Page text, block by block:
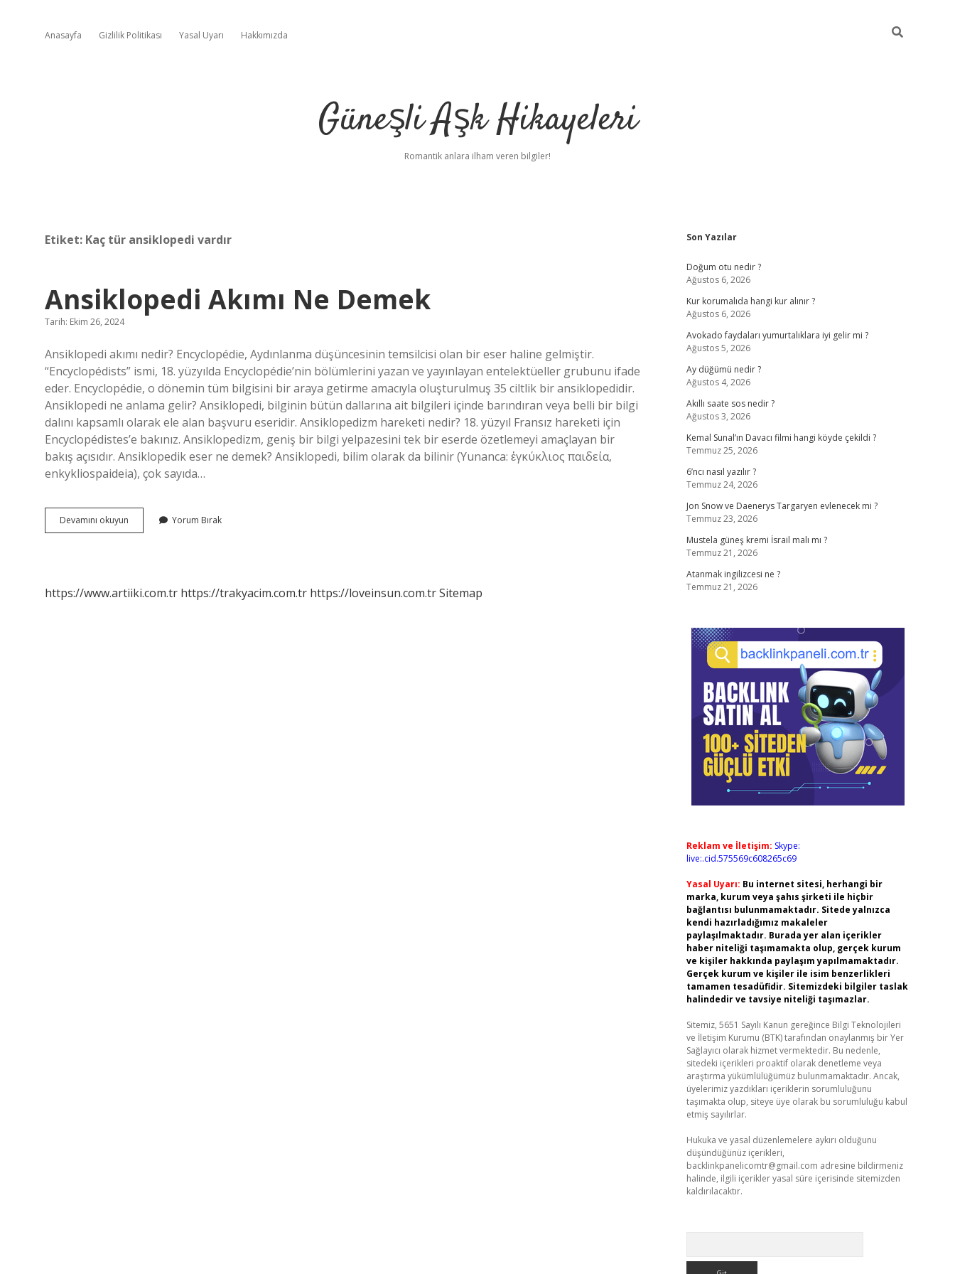
Anasayfa Gizlilik Politikası Yasal Uyarı Hakkımızda
Güneşli Aşk Hikayeleri
Romantik anlara ilham veren bilgiler!
Etiket: Kaç tür ansiklopedi vardır
Ansiklopedi Akımı Ne Demek
Tarih: Ekim 26, 2024
Ansiklopedi akımı nedir? Encyclopédie, Aydınlanma düşüncesinin temsilcisi olan bir eser haline gelmiştir.
“Encyclopédists” ismi, 18. yüzyılda Encyclopédie’nin bölümlerini yazan ve yayınlayan entelektüeller grubunu ifade
eder. Encyclopédie, o dönemin tüm bilgisini bir araya getirme amacıyla oluşturulmuş 35 ciltlik bir ansiklopedidir.
Ansiklopedi ne anlama gelir? Ansiklopedi, bilginin bütün dallarına ait bilgileri içinde barındıran veya belli bir bilgi
dalını kapsamlı olarak ele alan başvuru eseridir. Ansiklopedizm hareketi nedir? 18. yüzyıl Fransız hareketi için
Encyclopédistes’e bakınız. Ansiklopedizm, geniş bir bilgi yelpazesini tek bir eserde özetlemeyi amaçlayan bir
bakış açısıdır. Ansiklopedik eser ne demek? Ansiklopedi, bilim olarak da bilinir (Yunanca: ἐγκύκλιος παιδεία,
enkykliospaideia), çok sayıda…
Devamını okuyun Ansiklopedi
Akımı
Yorum Bırak
https://www.artiiki.com.tr https://trakyacim.com.tr https://loveinsun.com.trSitemap
Sidebar
Son Yazılar
Doğum otu nedir ?
Ağustos 6, 2026
Kur korumalıda hangi kur alınır ?
Ağustos 6, 2026
Avokado faydaları yumurtalıklara iyi gelir mi ?
Ağustos 5, 2026
Ay düğümü nedir ?
Ağustos 4, 2026
Akıllı saate sos nedir ?
Ağustos 3, 2026
Kemal Sunal’ın Davacı filmi hangi köyde çekildi ?
Temmuz 25, 2026
6’ncı nasıl yazılır ?
Temmuz 24, 2026
Jon Snow ve Daenerys Targaryen evlenecek mi ?
Temmuz 23, 2026
Mustela güneş kremi İsrail malı mı ?
Temmuz 21, 2026
Atanmak ingilizcesi ne ?
Temmuz 21, 2026
Reklam ve İletişim: Skype:
live:.cid.575569c608265c69
Yasal Uyarı: Bu internet sitesi, herhangi bir
marka, kurum veya şahıs şirketi ile hiçbir
bağlantısı bulunmamaktadır. Sitede yalnızca
kendi hazırladığımız makaleler
paylaşılmaktadır. Burada yer alan içerikler
haber niteliği taşımamakta olup, gerçek kurum
ve kişiler hakkında paylaşım yapılmamaktadır.
Gerçek kurum ve kişiler ile isim benzerlikleri
tamamen tesadüfidir. Sitemizdeki bilgiler taslak
halindedir ve tavsiye niteliği taşımazlar.
Sitemiz, 5651 Sayılı Kanun gereğince Bilgi Teknolojileri
ve İletişim Kurumu (BTK) tarafından onaylanmış bir Yer
Sağlayıcı olarak hizmet vermektedir. Bu nedenle,
sitedeki içerikleri proaktif olarak denetleme veya
araştırma yükümlülüğümüz bulunmamaktadır. Ancak,
üyelerimiz yazdıkları içeriklerin sorumluluğunu
taşımakta olup, siteye üye olarak bu sorumluluğu kabul
etmiş sayılırlar.
Hukuka ve yasal düzenlemelere aykırı olduğunu
düşündüğünüz içerikleri,
backlinkpanelicomtr@gmail.com adresine bildirmeniz
halinde, ilgili içerikler yasal süre içerisinde sitemizden
kaldırılacaktır.
betci